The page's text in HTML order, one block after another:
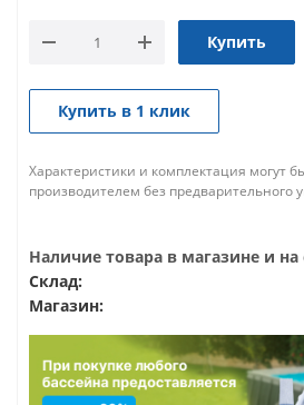
Купить
Купить в 1 клик
Характеристики и комплектация могут
производителем без предварительного
Наличие товара в магазине и на
Склад:
Магазин: